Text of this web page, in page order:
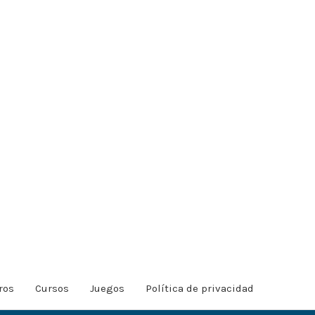
Cursos Juegos Política de privacidad